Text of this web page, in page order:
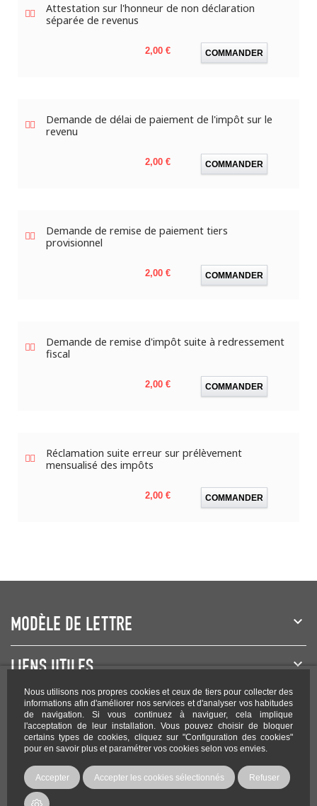
Nous utilisons nos propres cookies et ceux de tiers pour collecter des
informations afin d'améliorer nos services et d'analyser vos habitudes
de navigation. Si vous continuez à naviguer, cela implique
l'acceptation de leur installation. Vous pouvez choisir de bloquer
certains types de cookies, cliquez sur "Configuration des cookies"
pour en savoir plus et paramétrer vos cookies selon vos envies.
Accepter Accepter les cookies sélectionnés Refuser
Attestation sur l'honneur de non déclaration
séparée de revenus
Prix
2,00 € COMMANDER
Demande de délai de paiement de l'impôt sur le
revenu
Prix
2,00 € COMMANDER
Demande de remise de paiement tiers
provisionnel
Prix
2,00 € COMMANDER
Demande de remise d'impôt suite à redressement
fiscal
Prix
2,00 € COMMANDER
Réclamation suite erreur sur prélèvement
mensualisé des impôts
Prix
2,00 € COMMANDER
MODÈLE DE LETTRE
LIENS UTILES
NEWSLETTER